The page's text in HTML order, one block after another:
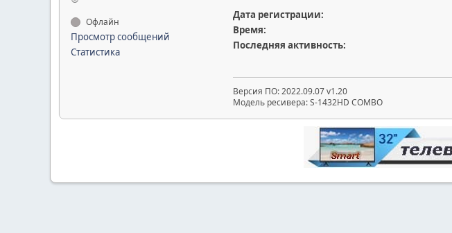
Офлайн
Просмотр сообщений
Статистика
Дата регистрации:
Время:
Последняя активность:
Версия ПО: 2022.09.07 v1.20
Модель ресивера: S-1432HD COMBO